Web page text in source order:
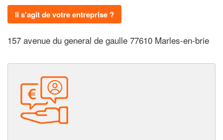
Il s'agit de votre entreprise ?
157 avenue du general de gaulle 77610 Marles-en-brie